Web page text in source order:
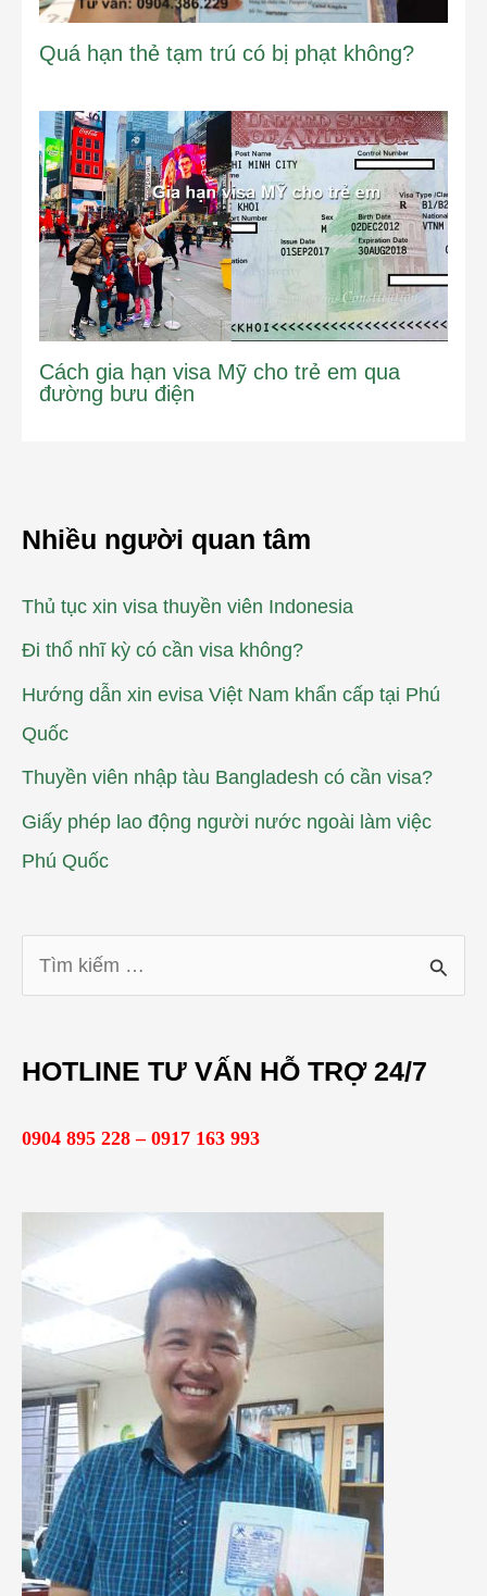
Quá hạn thẻ tạm trú có bị phạt không?
Cách gia hạn visa Mỹ cho trẻ em qua
đường bưu điện
Nhiều người quan tâm
Thủ tục xin visa thuyền viên Indonesia
Đi thổ nhĩ kỳ có cần visa không?
Hướng dẫn xin evisa Việt Nam khẩn cấp tại Phú
Quốc
Thuyền viên nhập tàu Bangladesh có cần visa?
Giấy phép lao động người nước ngoài làm việc
Phú Quốc
i
m
HOTLINE TƯ VẤN HỖ TRỢ 24/7
0904 895 228 – 0917 163 993